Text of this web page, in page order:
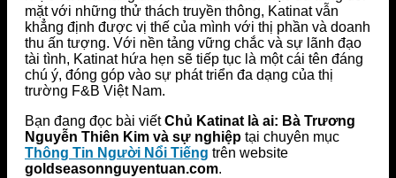
mặt với những thử thách truyền thông, Katinat vẫn
khẳng định được vị thế của mình với thị phần và doanh
thu ấn tượng. Với nền tảng vững chắc và sự lãnh đạo
tài tình, Katinat hứa hẹn sẽ tiếp tục là một cái tên đáng
chú ý, đóng góp vào sự phát triển đa dạng của thị
trường F&B Việt Nam.
Bạn đang đọc bài viếtChủ Katinat là ai: Bà Trương
Nguyễn Thiên Kim và sự nghiệp tại chuyên mục
Thông Tin Người Nổi Tiếng trên website
goldseasonnguyentuan.com.